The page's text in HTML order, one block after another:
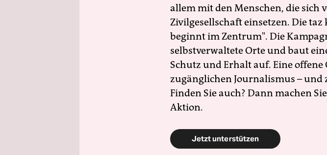
allem mit den Menschen, die sich
Zivilgesellschaft einsetzen. Die
beginnt im Zentrum". Die
selbstverwaltete Orte und baut
Schutz und Erhalt auf. Eine
zugänglichen Journalismus – und
Finden Sie auch? Dann machen
Aktion.
Jetzt unterstützen